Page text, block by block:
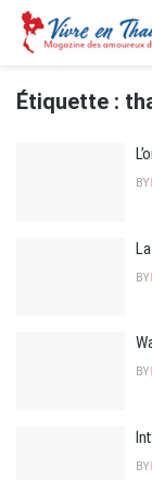
Étiquette :
BY
BY
BY
BY